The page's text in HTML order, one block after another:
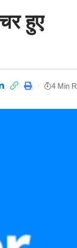
हुए
4 Min